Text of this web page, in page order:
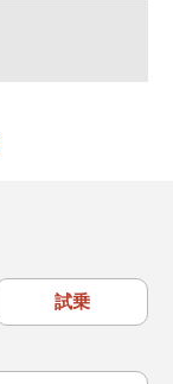
試乗